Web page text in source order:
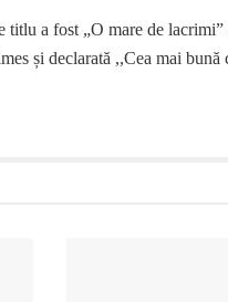
titlu a fost „O mare de
și declarată ,,Cea mai